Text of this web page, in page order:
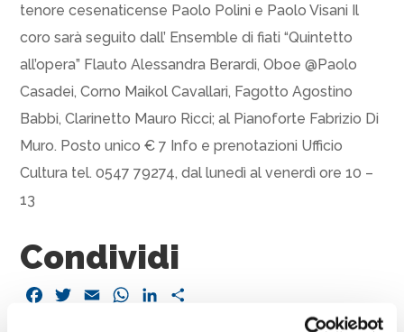
tenore cesenaticense Paolo Polini e Paolo Visani Il
coro sarà seguito dall’ Ensemble di fiati “Quintetto
all’opera” Flauto Alessandra Berardi, Oboe @Paolo
Casadei, Corno Maikol Cavallari, Fagotto Agostino
Babbi, Clarinetto Mauro Ricci; al Pianoforte Fabrizio Di
Muro. Posto unico € 7 Info e prenotazioni Ufficio
Cultura tel. 0547 79274, dal lunedì al venerdì ore 10 –
13
Condividi
Facebook
TwitterEmail WhatsApp
LinkedIn